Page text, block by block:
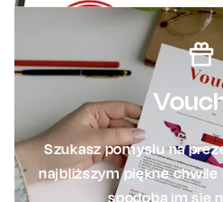
Szukasz pomysłu na
najbliższym piękne chwile
spodoba im się